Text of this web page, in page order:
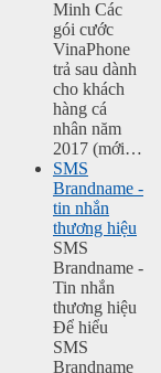
Minh Các
gói cước
VinaPhone
trả sau dành
cho khách
hàng cá
nhân năm
2017 (mới…
SMS
Brandname -
tin nhắn
thương hiệu
SMS
Brandname -
Tin nhắn
thương hiệu
Để hiểu
SMS
Brandname